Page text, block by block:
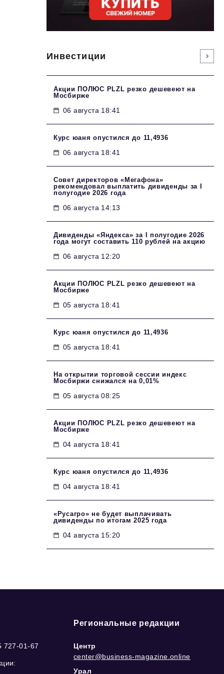
Инвестиции
Акции ПОЛЮС PLZL резко дешевеют на
Мосбирже
06 августа 18:41
Курс юаня опустился до 11,4936
06 августа 18:41
Совет директоров «Мегафона»
рекомендовал выплатить дивиденды за I
полугодие 2026 года
06 августа 14:13
Дивиденды «Яндекса» за I полугодие 2026
года могут составить 110 рублей на акцию
06 августа 12:20
Акции ПОЛЮС PLZL резко дешевеют на
Мосбирже
05 августа 18:41
Курс юаня опустился до 11,4936
05 августа 18:41
На открытии торговой сессии индекс
Мосбиржи снижался на 0,01%
05 августа 08:25
Акции ПОЛЮС PLZL резко дешевеют на
Мосбирже
04 августа 18:41
Курс юаня опустился до 11,4936
04 августа 18:41
«Русагро» не будет выплачивать
дивиденды по итогам 2025 года
04 августа 15:20
727-01-67
Региональные редакции
Центр
center@business-magazine.online
Урал